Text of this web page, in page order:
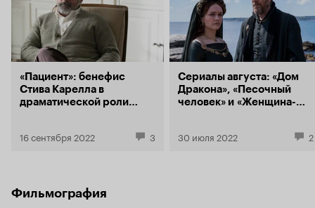
«Пациент»: бенефис
Стива Карелла в
драматической роли
16 сентября 2022 3
Сериалы августа: «Дом
Дракона», «Песочный
человек» и «Женщина-
30 июля 2022 2
Фильмография